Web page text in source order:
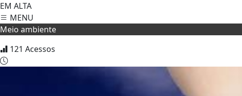
EM ALTA
MENU
Meio ambiente
121 Acessos